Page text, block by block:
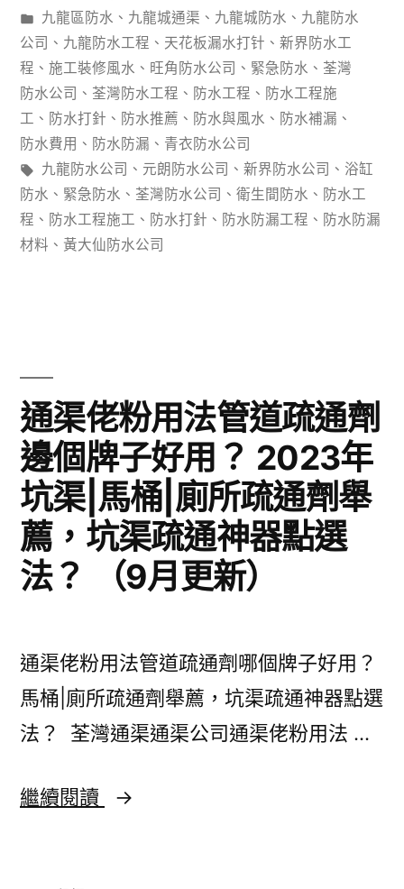
（防
水
工
程
標
準）
花
園
小
區
1#
樓
防
司
屋
面
工
程
施
方
案
者：
分
類：
九龍區防水 、 九龍城通渠 、 九龍城防水 、 九龍防水
公司 、 九龍防水工程 、 天花板漏水打针 、 新界防水工
程 、 施工裝修風水 、 旺角防水公司 、 緊急防水 、 荃灣
防水公司 、 荃灣防水工程 、 防水工程 、 防水工程施
工 、 防水打針 、 防水推薦 、 防水與風水 、 防水補漏 、
防水費用 、 防水防漏 、 青衣防水公司
標
籤:
九龍防水公司 、 元朗防水公司 、 新界防水公司 、 浴缸
防水 、 緊急防水 、 荃灣防水公司 、 衛生間防水 、 防水工
程 、 防水工程施工 、 防水打針 、 防水防漏工程 、 防水防漏
材料 、 黃大仙防水公司
通渠佬粉用法管道疏通劑
邊個牌子好用？ 2023年
坑渠|馬桶|廁所疏通劑舉
薦，坑渠疏通神器點選
法？ （9月更新）
通渠佬粉用法管道疏通劑哪個牌子好用？
馬桶|廁所疏通劑舉薦，坑渠疏通神器點選
法？ 荃灣通渠通渠公司通渠佬粉用法 …
繼續閱讀
通